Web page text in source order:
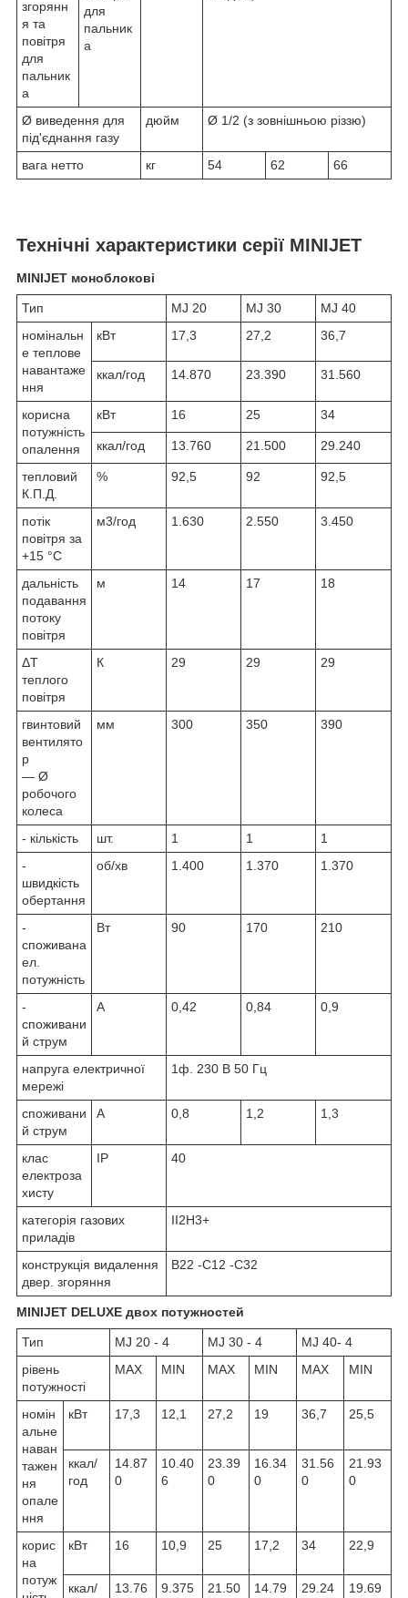
згорянн
я та
повітря
для
пальник
а
для
пальник
а
Ø виведення для
під'єднання газу
дюйм Ø 1/2 (з зовнішньою різзю)
вага нетто кг 54 62 66
Технічні характеристики серії MINIJET
MINIJET моноблокові
Тип MJ 20 MJ 30
MJ 40
номінальн
е теплове
навантаже
ння
кВт 17,3 27,2 36,7
ккал/год 14.870 23.390 31.560
корисна
потужність
опалення
кВт 16 25 34
ккал/год 13.760 21.500 29.240
тепловий
К.П.Д.
% 92,5 92 92,5
потік
повітря за
+15 °C
м3/год 1.630 2.550 3.450
дальність
подавання
потоку
повітря
м 14 17 18
ΔТ
теплого
повітря
К 29 29 29
гвинтовий
вентилято
р
— Ø
робочого
колеса
мм 300 350 390
- кількість шт. 1 1
1
-
швидкість
обертання
об/хв 1.400 1.370 1.370
-
споживана
ел.
потужність
Вт 90 170 210
-
споживани
й струм
А 0,42 0,84 0,9
напруга електричної
мережі
1ф. 230 В 50 Гц
споживани
й струм
А 0,8 1,2 1,3
клас
електроза
хисту
IP 40
категорія газових
приладів
II2H3+
конструкція видалення
двер. згоряння
B22 -C12 -C32
MINIJET DELUXE двох потужностей
Тип MJ 20 - 4 MJ 30 - 4
MJ 40- 4
рівень
потужності
MAX MIN MAX MIN MAX MIN
номін
альне
наван
тажен
ня
опале
ння
кВт 17,3 12,1 27,2 19 36,7 25,5
ккал/
год
14.87
0
10.40
6
23.39
0
16.34
0
31.56
0
21.93
0
корис
на
потуж
кВт 16 10,9 25 17,2 34 22,9
ккал/
13.76
9.375
21.50
14.79
29.24
19.69